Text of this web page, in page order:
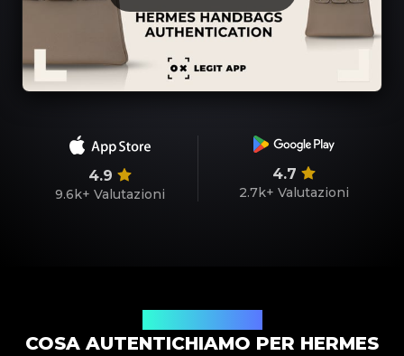
4.9
9.6k+ Valutazioni
4.7
2.7k+ Valutazioni
COSA AUTENTICHIAMO PER HERMES